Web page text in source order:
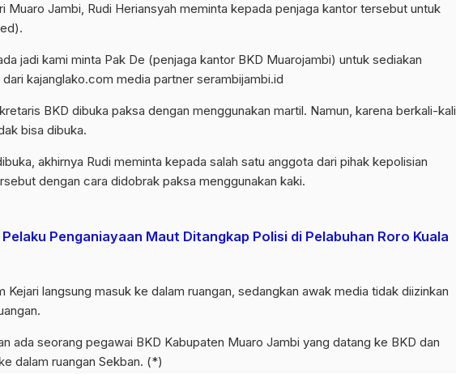
Muaro Jambi, Rudi Heriansyah meminta kepada penjaga kantor tersebut untuk
jadi kami minta Pak De (penjaga kantor BKD Muarojambi) untuk sediakan
dari kajanglako.com media partner serambijambi.id
BKD dibuka paksa dengan menggunakan martil. Namun, karena berkali-kali
bisa dibuka.
akhirnya Rudi meminta kepada salah satu anggota dari pihak kepolisian
dengan cara didobrak paksa menggunakan kaki.
Penganiayaan Maut Ditangkap Polisi di Pelabuhan Roro Kuala
Kejari langsung masuk ke dalam ruangan, sedangkan awak media tidak diizinkan
ada seorang pegawai BKD Kabupaten Muaro Jambi yang datang ke BKD dan
dalam ruangan Sekban. (*)